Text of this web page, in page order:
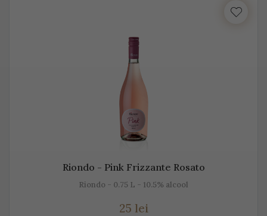
Riondo - Pink Frizzante Rosato
Riondo - 0.75 L - 10.5% alcool
25 lei